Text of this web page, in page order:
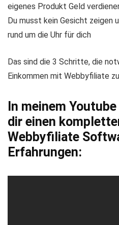
eigenes Produkt Geld
Du musst kein Gesicht zeigen
rund um die Uhr für dich
Das sind die 3 Schritte, die
Einkommen mit Webbyfiliate
In meinem
dir einen
Webbyfiliate
Erfahrungen: